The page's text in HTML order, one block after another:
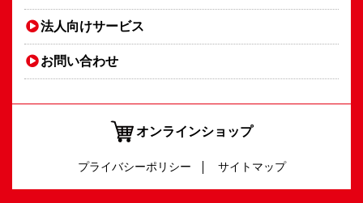
法人向けサービス
お問い合わせ
オンラインショップ
プライバシーポリシー サイトマップ